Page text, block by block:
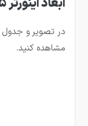
در تصویر و جدول
مشاهده کنید.